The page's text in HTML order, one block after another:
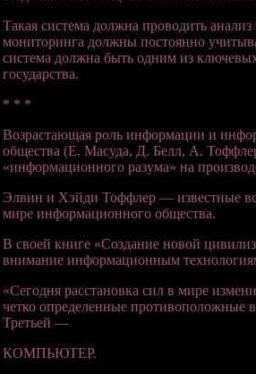
Такая система должна проводить
мониторинга должны постоянно
система должна быть одним из
государства.
* * *
Возрастающая роль информации и
общества (Е. Масуда, Д. Белл, А.
«информационного разума» на
Элвин и Хэйди Тоффлер — известные
мире информационного общества.
В своей книге «Создание новой
внимание информационным
«Сегодня расстановка сил в мире
четко определенные
Третьей —
КОМПЬЮТЕР.